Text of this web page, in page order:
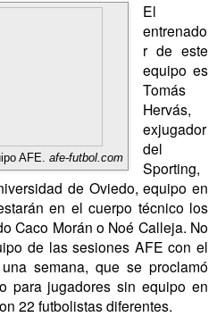
AFE. afe-futbol.com
El
entrenado
r de este
equipo es
Tomás
Hervás,
exjugador
del
Sporting,
de Oviedo, equipo en
en el cuerpo técnico los
Caco Morán o Noé Calleja. No
de las sesiones AFE con el
semana, que se proclamó
para jugadores sin equipo en
22 futbolistas diferentes.